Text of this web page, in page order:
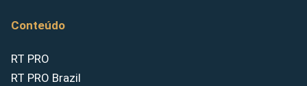
Conteúdo
RT PRO
RT PRO Brazil